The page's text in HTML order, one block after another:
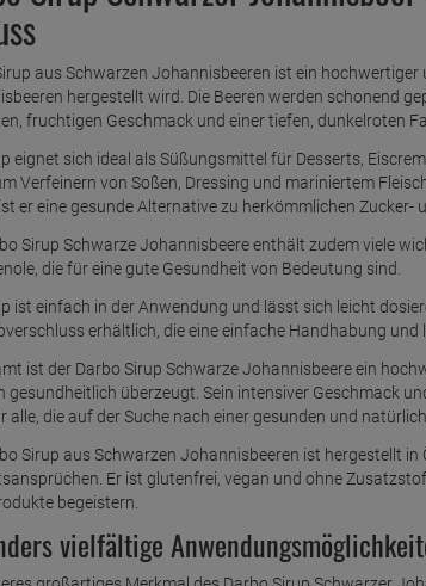
aus Schwarzen Johannisbeeren ist ein
hergestellt wird. Die Beeren werden schonend
fruchtigen Geschmack und einer tiefen, dunkelroten
eignet sich ideal als Süßungsmittel für Desserts,
Verfeinern von Soßen, Dressing und mariniertem
er eine gesunde Alternative zu herkömmlichen Zucker-
Sirup Schwarze Johannisbeere enthält zudem viele
die für eine gute Gesundheit von Bedeutung sind.
ist einfach in der Anwendung und lässt sich leicht
erhältlich, die eine einfache Handhabung und
ist der Darbo Sirup Schwarze Johannisbeere ein
gesundheitlich überzeugt. Sein intensiver Geschmack
alle, die auf der Suche nach einer gesunden und
Sirup aus Schwarzen Johannisbeeren ist hergestellt
Er ist glutenfrei, vegan und ohne
begeistern.
vielfältige